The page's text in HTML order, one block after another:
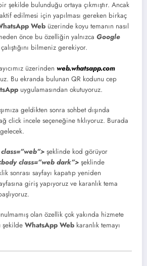
şekilde bulunduğu ortaya çıkmıştır. Ancak
edilmesi için yapılması gereken birkaç
Web üzerinde koyu temanın nasıl
önce bu özelliğin yalnızca Google
çalıştığını bilmeniz gerekiyor.
üzerinden web.whatsapp.com
Bu ekranda bulunan QR kodunu cep
uygulamasından okutuyoruz.
geldikten sonra sohbet dışında
click incele seçeneğine tıklıyoruz. Burada
şeklinde kod görüyor
class=”web dark”> şeklinde
sonrası sayfayı kapatıp yeniden
giriş yapıyoruz ve karanlık tema
olan özellik çok yakında hizmete
WhatsApp Web karanlık temayı